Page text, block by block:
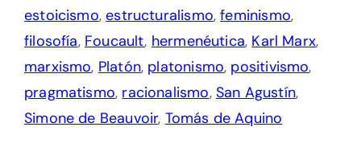
estoicismo,estructuralismo,feminismo,
filosofía, Foucault, hermenéutica, Karl Marx,
marxismo, Platón, platonismo, positivismo,
pragmatismo, racionalismo, San Agustín,
Simone de Beauvoir, Tomás de Aquino